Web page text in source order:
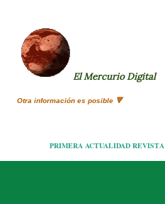
El Mercurio Digital
Otra información es posible 🔻
PRIMERA ACTUALIDAD REVISTA